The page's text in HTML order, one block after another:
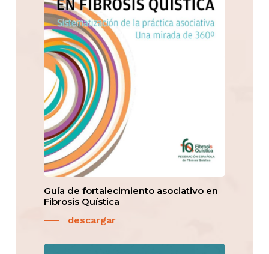
Guía de fortalecimiento asociativo en
Fibrosis Quística
descargar